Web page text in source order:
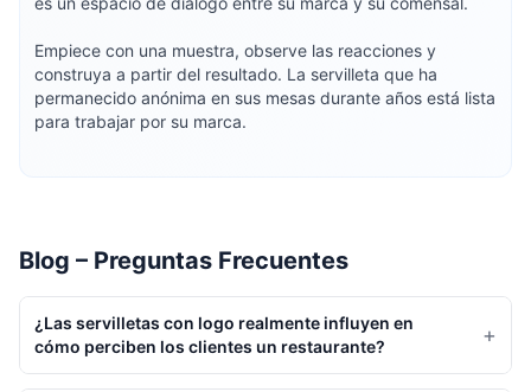
Empiece con una muestra, observe las reacciones y
construya a partir del resultado. La servilleta que ha
permanecido anónima en sus mesas durante años está lista
para trabajar por su marca.
Blog – Preguntas Frecuentes
¿Las servilletas con logo realmente influyen en
cómo perciben los clientes un restaurante?
+